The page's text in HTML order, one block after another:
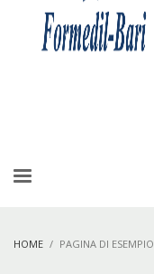
HOME PAGINA DI ESEMPIO